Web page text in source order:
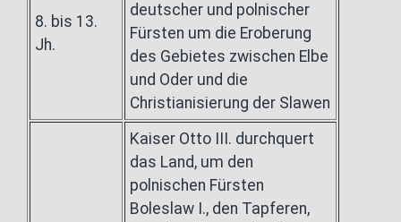
8. bis 13.
Jh.
deutscher und polnischer
Fürsten um die Eroberung
des Gebietes zwischen Elbe
und Oder und die
Christianisierung der Slawen
Kaiser Otto III. durchquert
das Land, um den
polnischen Fürsten
Boleslaw I., den Tapferen,